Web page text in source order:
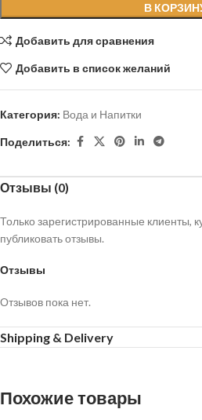
В
Добавить для сравнения
Добавить в список желаний
Категория: Вода и Напитки
Поделиться:
Отзывы (0)
Отзывы
Отзывов пока нет.
Только зарегистрированные клиенты,
публиковать отзывы.
Shipping & Delivery
Похожие товары